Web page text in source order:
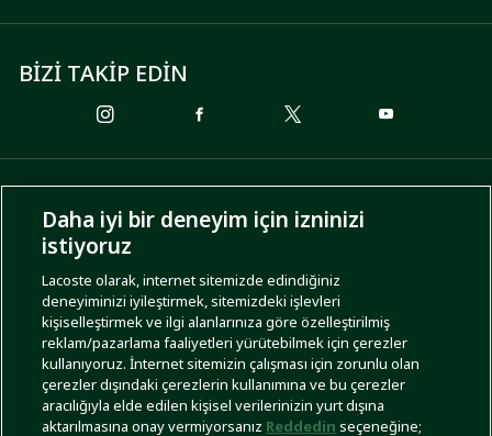
BİZİ TAKİP EDİN
ÖDEME SEÇENEKLERİ
KARGO SEÇENEKLERİ
Daha iyi bir deneyim için izninizi
istiyoruz
Lacoste olarak, internet sitemizde edindiğiniz
deneyiminizi iyileştirmek, sitemizdeki işlevleri
kişiselleştirmek ve ilgi alanlarınıza göre özelleştirilmiş
reklam/pazarlama faaliyetleri yürütebilmek için çerezler
kullanıyoruz. İnternet sitemizin çalışması için zorunlu olan
çerezler dışındaki çerezlerin kullanımına ve bu çerezler
aracılığıyla elde edilen kişisel verilerinizin yurt dışına
aktarılmasına onay vermiyorsanız Reddedin seçeneğine;